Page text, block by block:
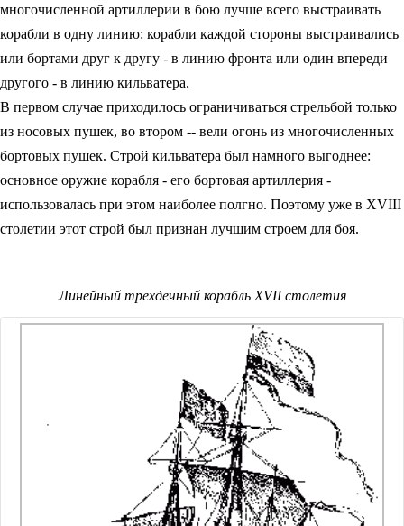
многочисленной артиллерии в бою лучше всего выстраивать
корабли в одну линию: корабли каждой стороны выстраивались
или бортами друг к другу - в линию фронта или один впереди
другого - в линию кильватера.
В первом случае приходилось ограничиваться стрельбой только
из носовых пушек, во втором -- вели огонь из многочисленных
бортовых пушек. Строй кильватера был намного выгоднее:
основное оружие корабля - его бортовая артиллерия -
использовалась при этом наиболее полгно. Поэтому уже в XVIII
столетии этот строй был признан лучшим строем для боя.
Линейный трехдечный корабль XVII столетия